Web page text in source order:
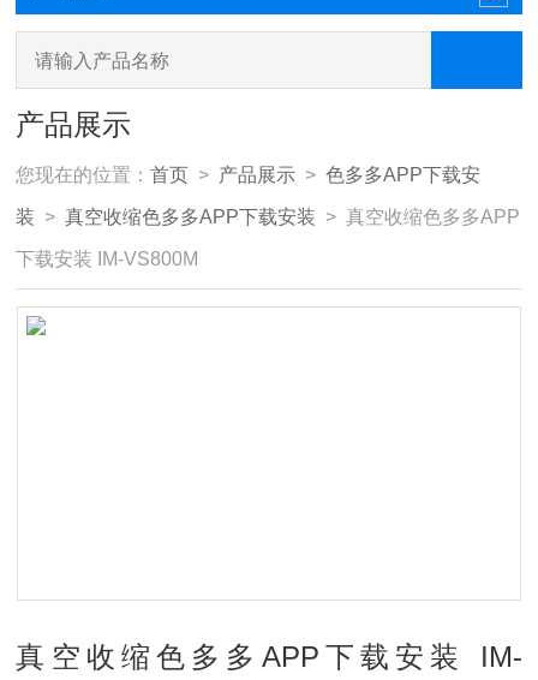
产品展示
您现在的位置：首页 > 产品展示 >色多多APP下载安
装 >真空收缩色多多APP下载安装 > 真空收缩色多多APP
下载安装 IM-VS800M
真空收缩色多多APP下载安装 IM-